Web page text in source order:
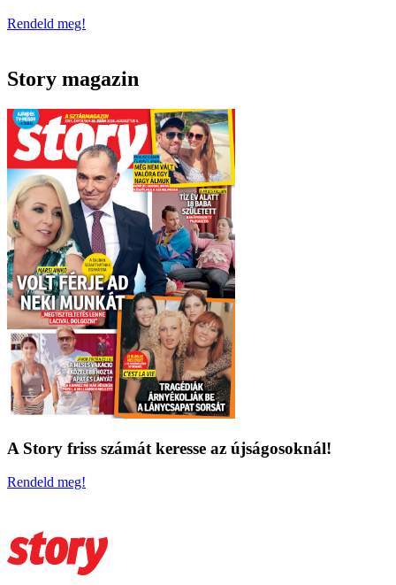
Rendeld meg!
Story magazin
A Story friss számát keresse az újságosoknál!
Rendeld meg!